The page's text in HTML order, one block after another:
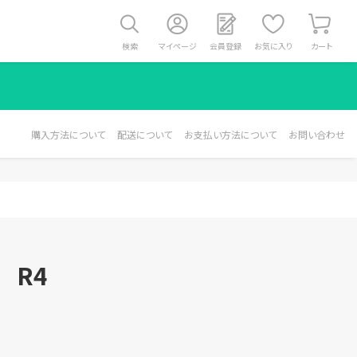
検索 マイページ 会員登録 お気に入り カート
購入方法について 配送について お支払い方法について お問い合わせ
R4